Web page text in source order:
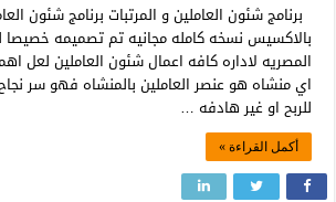
برنامج شئون العاملين و المرتبات برنامج شئون
بالاكسيس نسخه كامله مجانيه تم تصميمه خصيصا
المصريه لاداره كافه اعمال شئون العاملين لعل
اي منشاه هو عنصر العاملين بالمنشاه فهو سر
للربح او غير هادفه …
أكمل القراءة »